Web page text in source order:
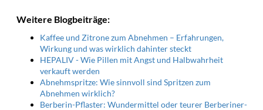
Weitere Blogbeiträge:
Kaffee und Zitrone zum Abnehmen – Erfahrungen,
Wirkung und was wirklich dahinter steckt
HEPALIV - Wie Pillen mit Angst und Halbwahrheit
verkauft werden
Abnehmspritze: Wie sinnvoll sind Spritzen zum
Abnehmen wirklich?
Berberin-Pflaster: Wundermittel oder teurer Berberiner-